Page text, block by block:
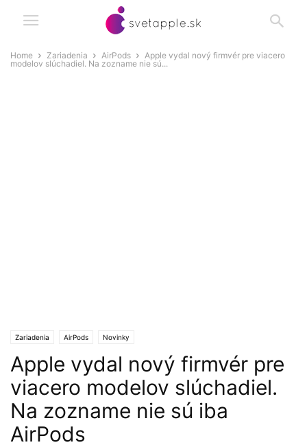
Home Zariadenia AirPods
Apple vydal nový firmvér pre viacero
modelov slúchadiel. Na zozname nie sú...
Zariadenia AirPods Novinky
Apple vydal nový firmvér pre
viacero modelov slúchadiel.
Na zozname nie sú iba
AirPods